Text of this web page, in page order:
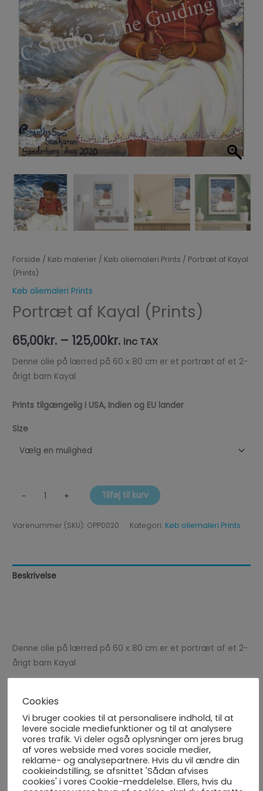
Forside / Køb malerier / Køb oliemaleri Prints / Portræt af Kayal
(Prints)
Køb oliemaleri Prints
Portræt af Kayal (Prints)
65,00kr. – 125,00kr. inc TAX
Denne olie på lærred på 60 x 80 cm er et portræt af et 2-
årigt barn Kayal
Prints tilgængelig i USA, Indien og EU lander
Size
- + Tilføj til kurv
Varenummer (SKU): OPP0020 Kategori: Køb oliemaleri Prints
Beskrivelse
Denne olie på lærred på 60 x 80 cm er et portræt af et 2-
årigt barn Kayal
Du kunne også være interesseret i...
Den lille
Den Lille
Roserne bag
Cookies
Vi bruger cookies til at personalisere indhold, til at
levere sociale mediefunktioner og til at analysere
vores trafik. Vi deler også oplysninger om jeres brug
af vores webside med vores sociale medier,
reklame- og analysepartnere. Hvis du vil ændre din
cookieindstilling, se afsnittet 'Sådan afvises
cookies' i vores Cookie-meddelelse. Ellers, hvis du